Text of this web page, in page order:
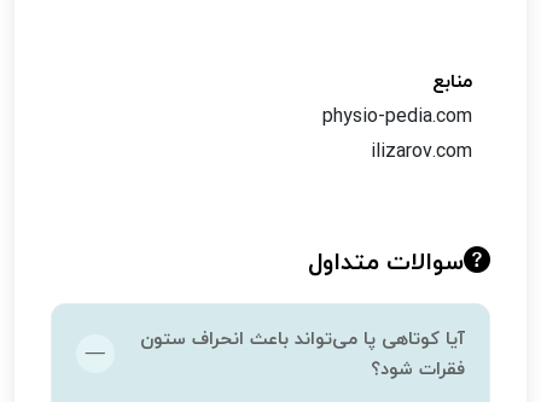
منابع
physio-pedia.com
ilizarov.com
سوالات متداول
آیا کوتاهی پا می‌تواند باعث انحراف ستون
فقرات شود؟